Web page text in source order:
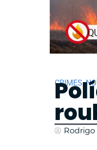
CRIMES,